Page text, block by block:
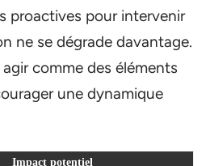
proactives pour intervenir
ne se dégrade davantage.
comme des éléments
une dynamique
Impact potentiel